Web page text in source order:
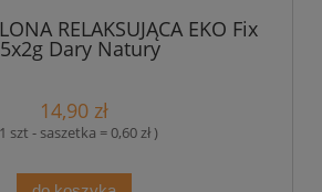
RELAKSUJĄCA EKO Fix
Dary Natury
14,90 zł
szt - saszetka = 0,60 zł )